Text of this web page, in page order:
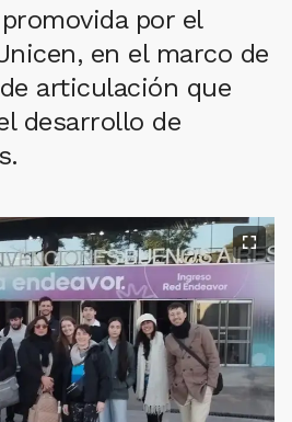
por el
en el marco de
articulación que
desarrollo de